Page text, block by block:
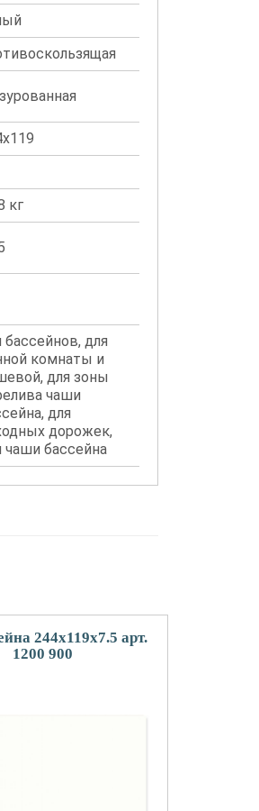
кг
бассейнов, для
комнаты и
для зоны
чаши
для
дорожек,
чаши бассейна
244x119x7.5 арт.
1200 900